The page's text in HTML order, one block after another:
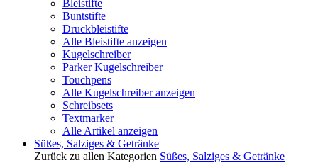
Bleistifte
Buntstifte
Druckbleistifte
Alle Bleistifte anzeigen
Kugelschreiber
Parker Kugelschreiber
Touchpens
Alle Kugelschreiber anzeigen
Schreibsets
Textmarker
Alle Artikel anzeigen
Süßes, Salziges & Getränke
Zurück zu allen Kategorien Süßes, Salziges & Getränke